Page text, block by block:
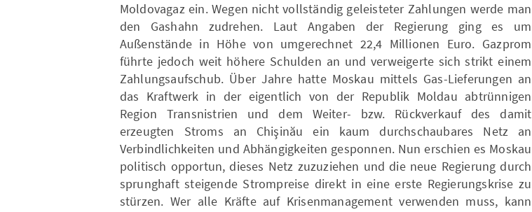
Moldovagaz ein. Wegen nicht vollständig geleisteter Zahlungen werde man
den Gashahn zudrehen. Laut Angaben der Regierung ging es um
Außenstände in Höhe von umgerechnet 22,4 Millionen Euro. Gazprom
führte jedoch weit höhere Schulden an und verweigerte sich strikt einem
Zahlungsaufschub. Über Jahre hatte Moskau mittels Gas-Lieferungen an
das Kraftwerk in der eigentlich von der Republik Moldau abtrünnigen
Region Transnistrien und dem Weiter- bzw. Rückverkauf des damit
erzeugten Stroms an Chişinău ein kaum durchschaubares Netz an
Verbindlichkeiten und Abhängigkeiten gesponnen. Nun erschien es Moskau
politisch opportun, dieses Netz zuzuziehen und die neue Regierung durch
sprunghaft steigende Strompreise direkt in eine erste Regierungskrise zu
stürzen. Wer alle Kräfte auf Krisenmanagement verwenden muss, kann